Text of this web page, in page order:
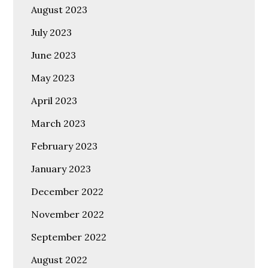
August 2023
July 2023
June 2023
May 2023
April 2023
March 2023
February 2023
January 2023
December 2022
November 2022
September 2022
August 2022